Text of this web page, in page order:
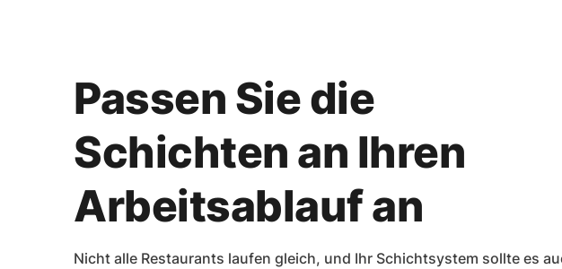
Passen Sie die
Schichten an Ihren
Arbeitsablauf an
Nicht alle Restaurants laufen gleich, und Ihr Schichtsystem sollte es